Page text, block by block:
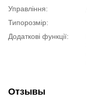
Управління:
Типорозмір:
Додаткові функції:
Отзывы